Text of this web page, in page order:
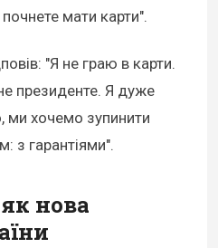
мати карти".
"Я не граю в карти.
президенте. Я дуже
ми хочемо зупинити
з гарантіями".
нова